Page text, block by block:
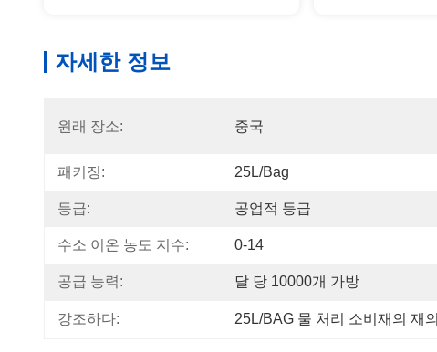
자세한 정보
원래 장소: 중국
패키징: 25L/bag
등급: 공업적 등급
수소 이온 농도 지수: 0-14
공급 능력: 달 당 10000개 가방
강조하다: 25L/BAG 물 처리 소비재의 재의